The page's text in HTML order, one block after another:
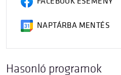
NAPTÁRBA MENTÉS
Hasonló programok